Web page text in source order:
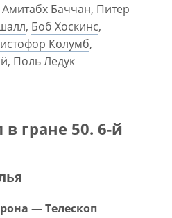
Амитабх Баччан, Питер
, Боб Хоскинс,
Колумб,
, Поль Ледук
гране 50. 6-й
— Телескоп